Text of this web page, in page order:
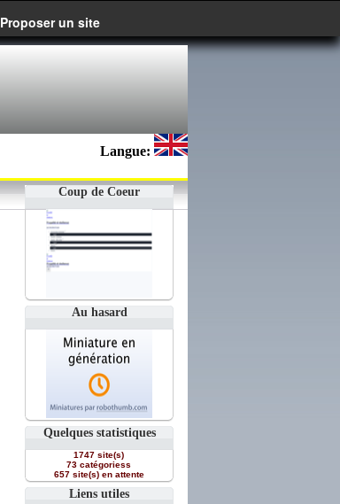
Proposer un site
Langue:
Coup de Coeur
Au hasard
Quelques statistiques
1747 site(s)
73 catégoriess
657 site(s) en attente
Liens utiles